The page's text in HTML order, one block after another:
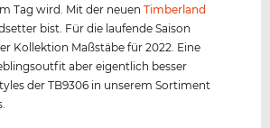
Tag wird. Mit der neuenTimberland
bist. Für die laufende Saison
Kollektion Maßstäbe für 2022. Eine
aber eigentlich besser
der TB9306 in unserem Sortiment